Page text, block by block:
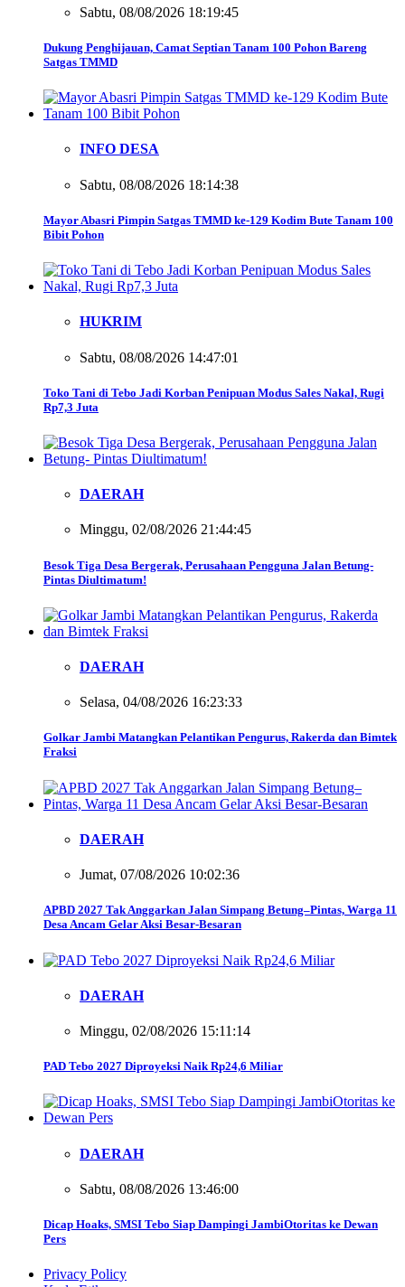
Sabtu, 08/08/2026 18:19:45
Dukung Penghijauan, Camat Septian Tanam 100 Pohon Bareng
Satgas TMMD
INFO DESA
Sabtu, 08/08/2026 18:14:38
Mayor Abasri Pimpin Satgas TMMD ke-129 Kodim Bute Tanam 100
Bibit Pohon
HUKRIM
Sabtu, 08/08/2026 14:47:01
Toko Tani di Tebo Jadi Korban Penipuan Modus Sales Nakal, Rugi
Rp7,3 Juta
DAERAH
Minggu, 02/08/2026 21:44:45
Besok Tiga Desa Bergerak, Perusahaan Pengguna Jalan Betung-
Pintas Diultimatum!
DAERAH
Selasa, 04/08/2026 16:23:33
Golkar Jambi Matangkan Pelantikan Pengurus, Rakerda dan Bimtek
Fraksi
DAERAH
Jumat, 07/08/2026 10:02:36
APBD 2027 Tak Anggarkan Jalan Simpang Betung–Pintas, Warga 11
Desa Ancam Gelar Aksi Besar-Besaran
DAERAH
Minggu, 02/08/2026 15:11:14
PAD Tebo 2027 Diproyeksi Naik Rp24,6 Miliar
DAERAH
Sabtu, 08/08/2026 13:46:00
Dicap Hoaks, SMSI Tebo Siap Dampingi JambiOtoritas ke Dewan
Pers
Privacy Policy